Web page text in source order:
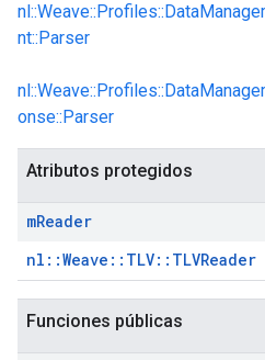
nt::Parser
onse::Parser
Atributos protegidos
mReader
nl::Weave::TLV::TLVReader
Funciones públicas